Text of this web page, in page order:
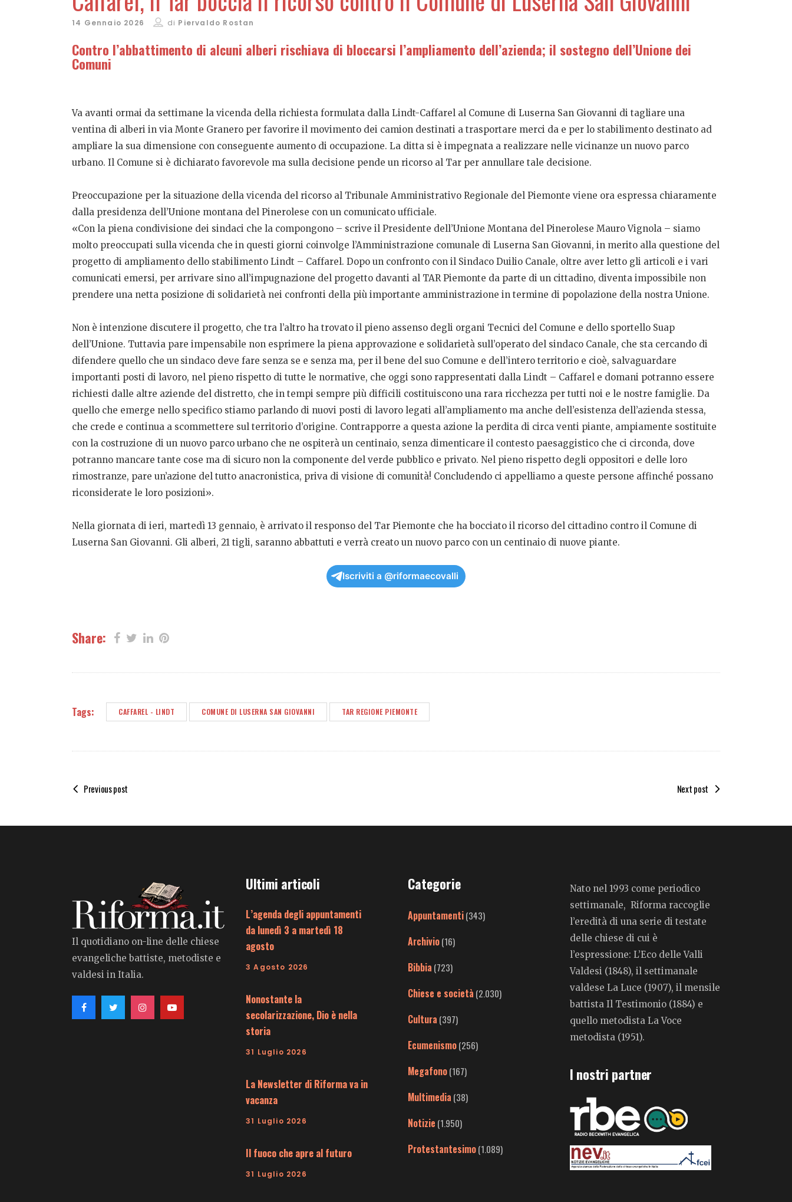
14 Gennaio 2026 di Piervaldo Rostan
Contro l’abbattimento di alcuni alberi rischiava di bloccarsi l’ampliamento dell’azienda; il sostegno dell’Unione dei
Comuni
Va avanti ormai da settimane la vicenda della richiesta formulata dalla Lindt-Caffarel al Comune di Luserna San Giovanni di tagliare una
ventina di alberi in via Monte Granero per favorire il movimento dei camion destinati a trasportare merci da e per lo stabilimento destinato ad
ampliare la sua dimensione con conseguente aumento di occupazione. La ditta si è impegnata a realizzare nelle vicinanze un nuovo parco
urbano. Il Comune si è dichiarato favorevole ma sulla decisione pende un ricorso al Tar per annullare tale decisione.
Preoccupazione per la situazione della vicenda del ricorso al Tribunale Amministrativo Regionale del Piemonte viene ora espressa chiaramente
dalla presidenza dell’Unione montana del Pinerolese con un comunicato ufficiale.
«Con la piena condivisione dei sindaci che la compongono – scrive il Presidente dell’Unione Montana del Pinerolese Mauro Vignola – siamo
molto preoccupati sulla vicenda che in questi giorni coinvolge l’Amministrazione comunale di Luserna San Giovanni, in merito alla questione del
progetto di ampliamento dello stabilimento Lindt – Caffarel. Dopo un confronto con il Sindaco Duilio Canale, oltre aver letto gli articoli e i vari
comunicati emersi, per arrivare sino all’impugnazione del progetto davanti al TAR Piemonte da parte di un cittadino, diventa impossibile non
prendere una netta posizione di solidarietà nei confronti della più importante amministrazione in termine di popolazione della nostra Unione.
Non è intenzione discutere il progetto, che tra l’altro ha trovato il pieno assenso degli organi Tecnici del Comune e dello sportello Suap
dell’Unione. Tuttavia pare impensabile non esprimere la piena approvazione e solidarietà sull’operato del sindaco Canale, che sta cercando di
difendere quello che un sindaco deve fare senza se e senza ma, per il bene del suo Comune e dell’intero territorio e cioè, salvaguardare
importanti posti di lavoro, nel pieno rispetto di tutte le normative, che oggi sono rappresentati dalla Lindt – Caffarel e domani potranno essere
richiesti dalle altre aziende del distretto, che in tempi sempre più difficili costituiscono una rara ricchezza per tutti noi e le nostre famiglie. Da
quello che emerge nello specifico stiamo parlando di nuovi posti di lavoro legati all’ampliamento ma anche dell’esistenza dell’azienda stessa,
che crede e continua a scommettere sul territorio d’origine. Contrapporre a questa azione la perdita di circa venti piante, ampiamente sostituite
con la costruzione di un nuovo parco urbano che ne ospiterà un centinaio, senza dimenticare il contesto paesaggistico che ci circonda, dove
potranno mancare tante cose ma di sicuro non la componente del verde pubblico e privato. Nel pieno rispetto degli oppositori e delle loro
rimostranze, pare un’azione del tutto anacronistica, priva di visione di comunità! Concludendo ci appelliamo a queste persone affinché possano
riconsiderate le loro posizioni».
Nella giornata di ieri, martedì 13 gennaio, è arrivato il responso del Tar Piemonte che ha bocciato il ricorso del cittadino contro il Comune di
Luserna San Giovanni. Gli alberi, 21 tigli, saranno abbattuti e verrà creato un nuovo parco con un centinaio di nuove piante.
Iscriviti a @riformaecovalli
Share:
Tags: CAFFAREL - LINDT COMUNE DI LUSERNA SAN GIOVANNI TAR REGIONE PIEMONTE
Previous post Next post
Il quotidiano on-line delle chiese
evangeliche battiste, metodiste e
valdesi in Italia.
Ultimi articoli
L’agenda degli appuntamenti
da lunedì 3 a martedì 18
agosto
3 Agosto 2026
Nonostante la
secolarizzazione, Dio è nella
storia
31 Luglio 2026
La Newsletter di Riforma va in
vacanza
31 Luglio 2026
Il fuoco che apre al futuro
31 Luglio 2026
Categorie
Appuntamenti(343)
Archivio(16)
Bibbia (723)
Chiese e società (2.030)
Cultura (397)
Ecumenismo(256)
Megafono(167)
Multimedia (38)
Notizie (1.950)
Protestantesimo(1.089)
Nato nel 1993 come periodico
settimanale, Riforma raccoglie
l’eredità di una serie di testate
delle chiese di cui è
l’espressione: L’Eco delle Valli
Valdesi (1848), il settimanale
valdese La Luce (1907), il mensile
battista Il Testimonio (1884) e
quello metodista La Voce
metodista (1951).
I nostri partner